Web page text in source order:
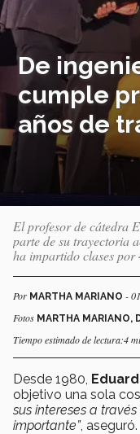
De
cumple
años de
El profesor de cátedra
parte de su trayectoria
ha impartido clases por
Por MARTHA MARIANO -
Fotos MARTHA MARIANO,
Tiempo estimado de lectura:4
Desde 1980,
objetivo una sola
sus intereses a
importante”, aseguró.